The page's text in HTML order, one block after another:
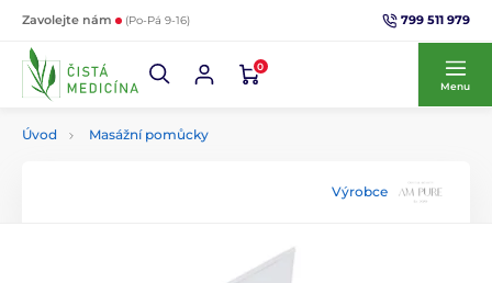
Zavolejte nám (Po-Pá 9-16) 799 511 979
0
Menu
Úvod Masážní pomůcky
Výrobce